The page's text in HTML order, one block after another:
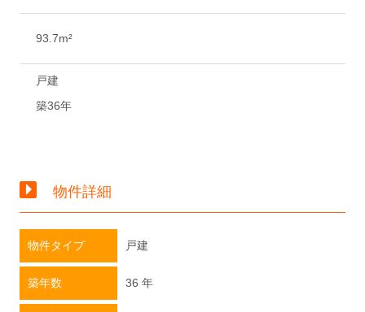
93.7m²
戸建
築36年
物件詳細
物件タイプ 戸建
築年数 36 年